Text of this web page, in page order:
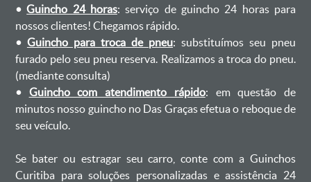
•Guincho 24 horas: serviço de guincho 24 horas para
nossos clientes! Chegamos rápido.
• Guincho para troca de pneu: substituímos seu pneu
furado pelo seu pneu reserva. Realizamos a troca do pneu.
(mediante consulta)
• Guincho com atendimento rápido: em questão de
minutos nosso guincho no Das Graças efetua o reboque de
seu veículo.
Se bater ou estragar seu carro, conte com a Guinchos
Curitiba para soluções personalizadas e assistência 24